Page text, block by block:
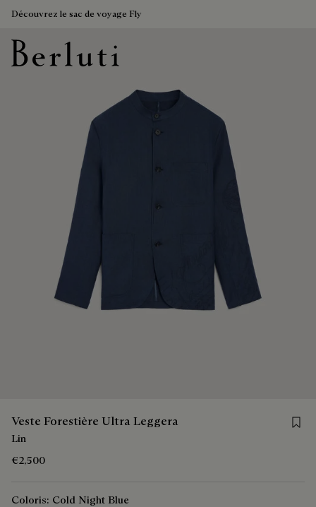
Découvrez le sac de voyage Fly
Veste Forestière Ultra Leggera
Lin
€2,500
Coloris: Cold Night Blue